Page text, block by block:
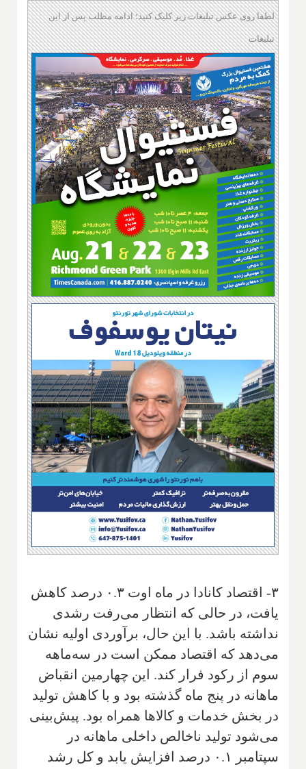
لطفا روی عکس تبلیغات زیر کلیک کنید؛ ادامه مطلب پس از این
تبلیغات
۳- اقتصاد کانادا در ماه اوت ۰.۳ درصد کاهش
یافت، در حالی که انتظار می‌رفت رشدی
نداشته باشد. با این حال، برآوردی اولیه نشان
می‌دهد که اقتصاد ممکن است در سه‌ماهه
سوم از رکود فرار کند. این چهارمین انقباض
ماهانه در پنج ماه گذشته بود و با کاهش تولید
در بخش خدمات و کالاها همراه بود. پیش‌بینی
می‌شود تولید ناخالص داخلی ماهانه در
سپتامبر ۰.۱ درصد افزایش یابد و کل رشد